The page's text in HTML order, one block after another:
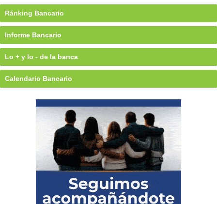
Ránking Bancario
Informe Bancario
Lo + y lo - de la banca
Calendario Bancario